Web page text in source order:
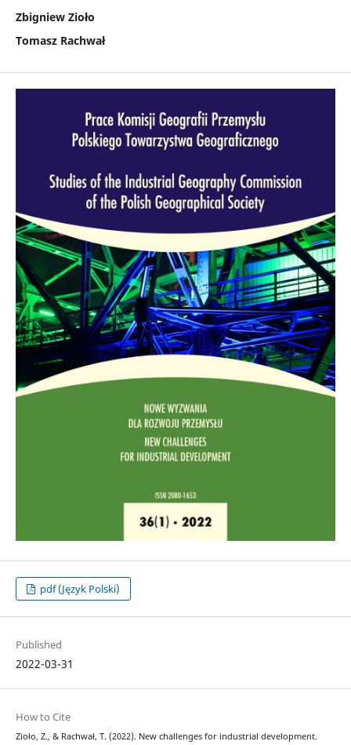
Zbigniew Zioło
Tomasz Rachwał
pdf (Język Polski)
Published
2022-03-31
How to Cite
Zioło, Z., & Rachwał, T. (2022). New challenges for industrial development.